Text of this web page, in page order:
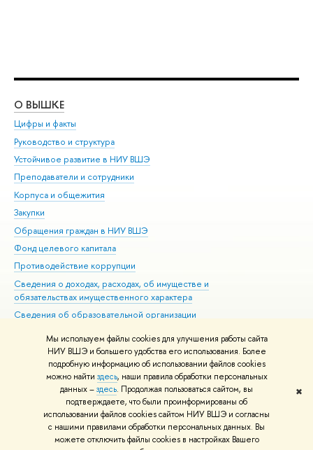
Мы используем файлы cookies для улучшения работы сайта
НИУ ВШЭ и большего удобства его использования. Более
подробную информацию об использовании файлов cookies
можно найти здесь, наши правила обработки персональных
данных –здесь. Продолжая пользоваться сайтом, вы
подтверждаете, что были проинформированы об
использовании файлов cookies сайтом НИУ ВШЭ и согласны
с нашими правилами обработки персональных данных. Вы
можете отключить файлы cookies в настройках Вашего
✖
О ВЫШКЕ
Цифры и факты
Руководство и структура
Устойчивое развитие в НИУ ВШЭ
Преподаватели и сотрудники
Корпуса и общежития
Закупки
Обращения граждан в НИУ ВШЭ
Фонд целевого капитала
Противодействие коррупции
Сведения о доходах, расходах, об имуществе и
обязательствах имущественного характера
Сведения об образовательной организации
Людям с ограниченными возможностями здоровья
Единая платежная страница
Работа в Вышке
© НИУ ВШЭ 1993–2026 Адреса и контакты Условия использования
материалов Политика конфиденциальности Карта сайта
Шрифты HSE Sans и HSE Slab разработаны вШколе дизайна НИУ ВШЭ